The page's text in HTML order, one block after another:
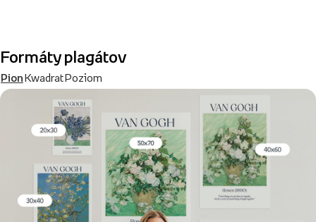
Formáty plagátov
PionKwadratPoziom